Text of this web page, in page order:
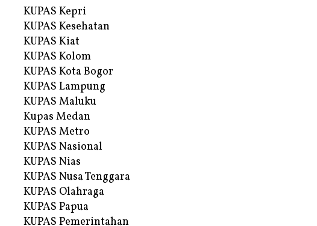
KUPAS Kepri
KUPAS Kesehatan
KUPAS Kiat
KUPAS Kolom
KUPAS Kota Bogor
KUPAS Lampung
KUPAS Maluku
Kupas Medan
KUPAS Metro
KUPAS Nasional
KUPAS Nias
KUPAS Nusa Tenggara
KUPAS Olahraga
KUPAS Papua
KUPAS Pemerintahan